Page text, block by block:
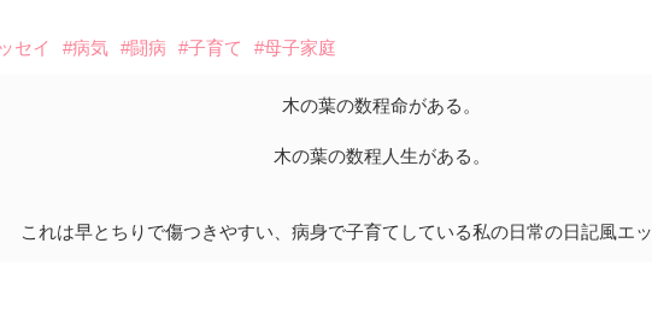
セイ #病気 #闘病 #子育て #母子家庭
木の葉の数程命がある。
木の葉の数程人生がある。
これは早とちりで傷つきやすい、病身で子育てしている私の日常の日記風エッ